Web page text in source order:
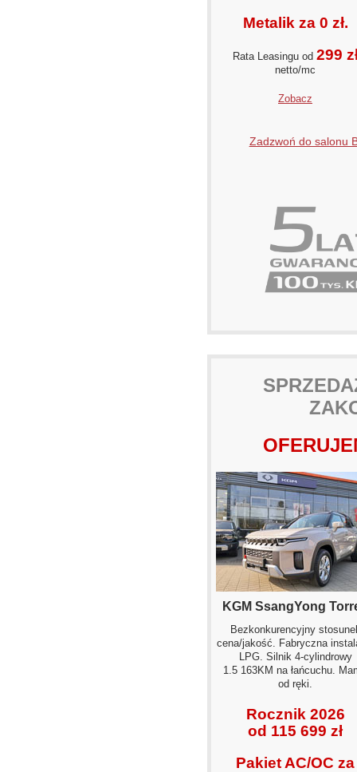
Metalik za 0 zł.
Rata Leasingu od 299
netto/mc
Zobacz
Zadzwoń do salonu
KGM SsangYong
Bezkonkurencyjny
cena/jakość. Fabryczna
LPG. Silnik 4‑cylindrowy
1.5 163KM na łańcuchu.
od ręki.
Rocznik 2026
od 115 699 zł
Pakiet AC/OC za